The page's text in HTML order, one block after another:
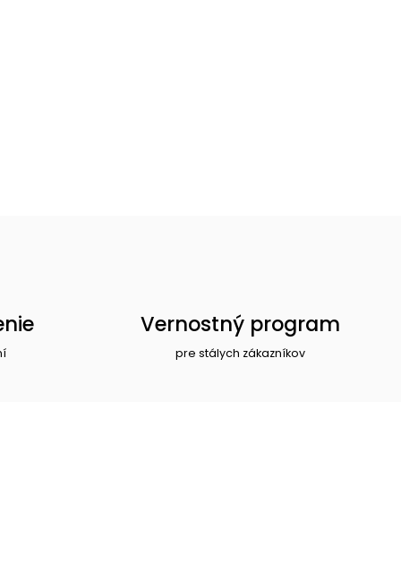
Vernostný program
pre stálych zákazníkov